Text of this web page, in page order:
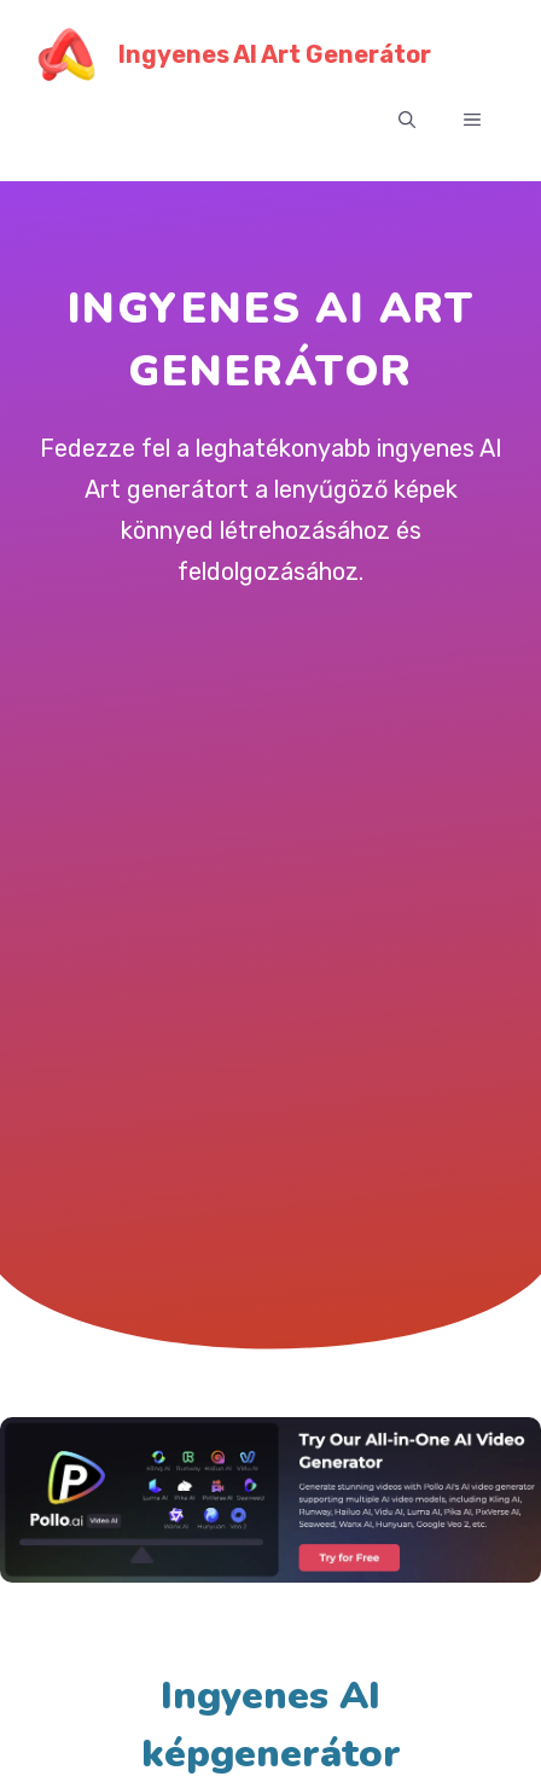
tartalomra
Ingyenes AI Art Generátor
Menü
INGYENES AI ART
GENERÁTOR
Fedezze fel a leghatékonyabb ingyenes AI
Art generátort a lenyűgöző képek
könnyed létrehozásához és
feldolgozásához.
Ingyenes AI
képgenerátor